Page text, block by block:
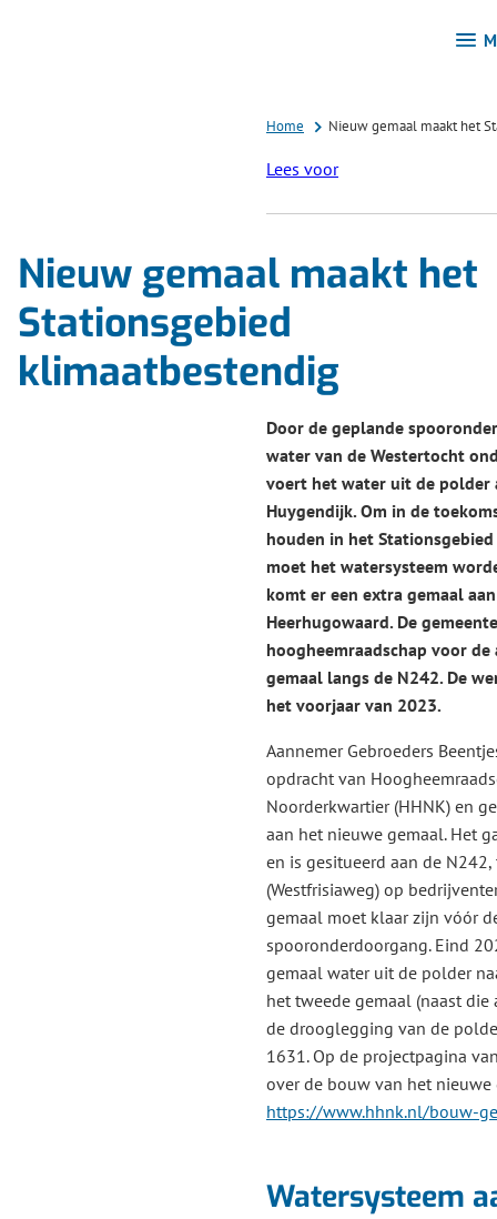
Home Nieuw gemaal maakt het
Lees voor
Nieuw gemaal maakt het
Stationsgebied
klimaatbestendig
Door de geplande
water van de Westertocht
voert het water uit de polder
Huygendijk. Om in de
houden in het
moet het watersysteem
komt er een extra gemaal
Heerhugowaard. De
hoogheemraadschap voor
gemaal langs de N242. De
het voorjaar van 2023.
Aannemer Gebroeders
opdracht van
Noorderkwartier (HHNK) en
aan het nieuwe gemaal. Het
en is gesitueerd aan de
(Westfrisiaweg) op
gemaal moet klaar zijn vóór
spooronderdoorgang. Eind
gemaal water uit de polder
het tweede gemaal (naast
de drooglegging van de
1631. Op de projectpagina
over de bouw van het nieuwe
https://www.hhnk.nl/bouw-
Watersysteem